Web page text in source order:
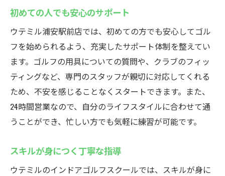
初めての人でも安心のサポート
ウテミル浦安駅前店では、初めての方でも安心してゴル
フを始められるよう、充実したサポート体制を整えてい
ます。ゴルフの用具についての質問や、クラブのフィッ
ティングなど、専門のスタッフが親切に対応してくれる
ため、不安を感じることなくスタートできます。また、
24時間営業なので、自分のライフスタイルに合わせて通
うことができ、忙しい方でも気軽に練習が可能です。
スキルが身につく丁寧な指導
ウテミルのインドアゴルフスクールでは、スキルが身に